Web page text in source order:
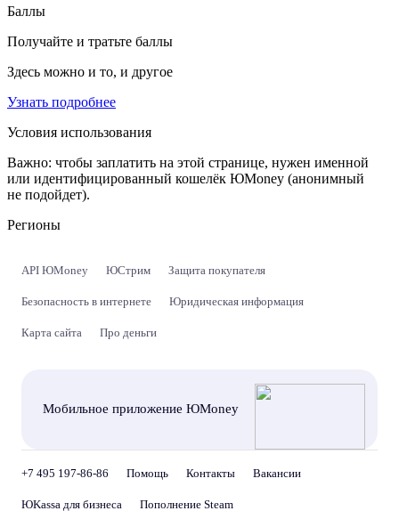
Баллы
Получайте и тратьте баллы
Здесь можно и то, и другое
Узнать подробнее
Условия использования
Важно: чтобы заплатить на этой странице, нужен именной
или идентифицированный кошелёк ЮMoney (анонимный
не подойдет).
Регионы
API ЮMoney ЮСтрим Защита покупателя
Безопасность в интернете Юридическая информация
Карта сайта Про деньги
Мобильное приложение ЮMoney
+7 495 197-86-86 Помощь Контакты Вакансии
ЮKassa для бизнеса Пополнение Steam